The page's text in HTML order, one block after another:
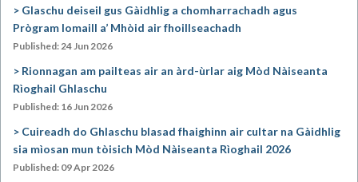
Glaschu deiseil gus Gàidhlig a chomharrachadh agus
Prògram Iomaill a’ Mhòid air fhoillseachadh
Published: 24 Jun 2026
Rionnagan am pailteas air an àrd-ùrlar aig Mòd Nàiseanta
Rìoghail Ghlaschu
Published: 16 Jun 2026
Cuireadh do Ghlaschu blasad fhaighinn air cultar na Gàidhlig
sia mìosan mun tòisich Mòd Nàiseanta Rìoghail 2026
Published: 09 Apr 2026